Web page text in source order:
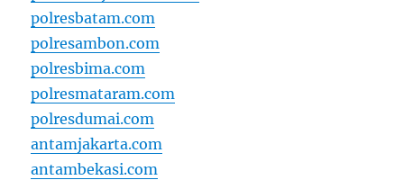
polresbatam.com
polresambon.com
polresbima.com
polresmataram.com
polresdumai.com
antamjakarta.com
antambekasi.com